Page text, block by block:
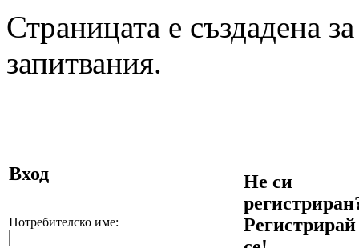
Страницата е създадена
запитвания.
Вход
Потребителско име:
Не си
Регистрирай